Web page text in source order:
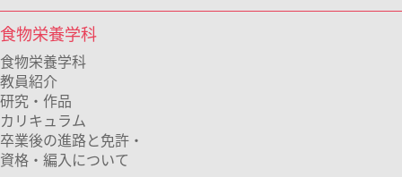
食物栄養学科
食物栄養学科
教員紹介
研究・作品
カリキュラム
卒業後の進路と免許・
資格・編入について